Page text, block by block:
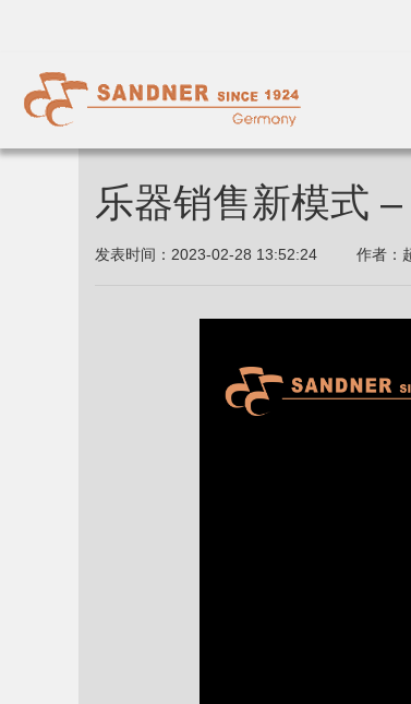
乐器销售新模式
发表时间： 2023-02-28 13:52:24 作者：